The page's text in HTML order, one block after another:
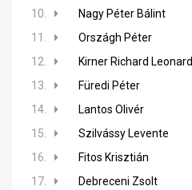
10.
Nagy Péter Bálint
11.
Országh Péter
12.
Kirner Richard Leonard
13.
Füredi Péter
14.
Lantos Olivér
15.
Szilvássy Levente
16.
Fitos Krisztián
17.
Debreceni Zsolt